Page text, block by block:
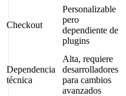
Checkout
Personalizable
pero
dependiente de
plugins
Dependencia
técnica
Alta, requiere
desarrolladores
para cambios
avanzados